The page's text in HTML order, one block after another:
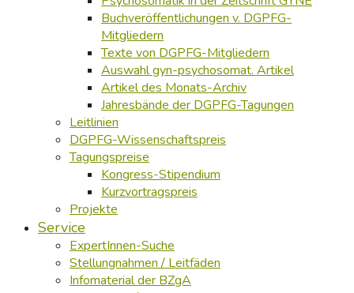
Buchveröffentlichungen v. DGPFG-
Mitgliedern
Texte von DGPFG-Mitgliedern
Auswahl gyn-psychosomat. Artikel
Artikel des Monats-Archiv
Jahresbände der DGPFG-Tagungen
Leitlinien
DGPFG-Wissenschaftspreis
Tagungspreise
Kongress-Stipendium
Kurzvortragspreis
Projekte
Service
ExpertInnen-Suche
Stellungnahmen / Leitfäden
Infomaterial der BZgA